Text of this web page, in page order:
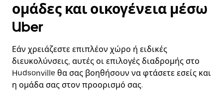
ομάδες και οικογένεια μέσω
Uber
Εάν χρειάζεστε επιπλέον χώρο ή ειδικές
διευκολύνσεις, αυτές οι επιλογές διαδρομής στο
Hudsonville θα σας βοηθήσουν να φτάσετε εσείς και
η ομάδα σας στον προορισμό σας.